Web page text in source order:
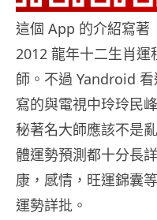
這個 App 的介紹寫著
2012 龍年十二生肖運
師。不過 Yandroid
寫的與電視中玲玲民
秘著名大師應該不是
體運勢預測都十分長
康，感情，旺運錦囊
運勢詳批。